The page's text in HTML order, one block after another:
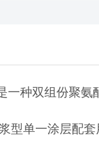
一种双组份聚氨
型单一涂层配